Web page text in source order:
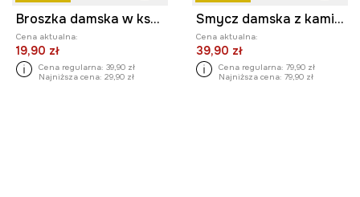
Broszka damska w kształcie owada
Cena aktualna:
19,90 zł
Cena regularna: 39,90 zł
Najniższa cena: 29,90 zł
Smycz damska z kamienia naturalnego lapis lazuli
Cena aktualna:
39,90 zł
Cena regularna: 79,90 zł
Najniższa cena: 79,90 zł